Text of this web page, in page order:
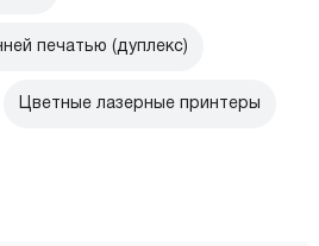
печатью (дуплекс)
Цветные лазерные принтеры